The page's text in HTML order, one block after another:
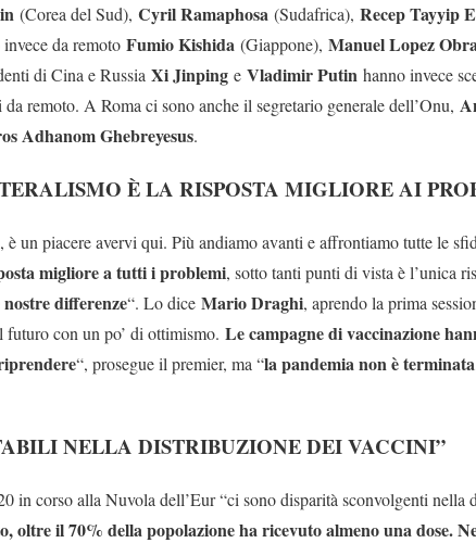
(Corea del Sud), Cyril Ramaphosa (Sudafrica), Recep Tayyip
da remoto Fumio Kishida (Giappone), Manuel Lopez
di Cina e Russia Xi Jinping e Vladimir Putin hanno invece
remoto. A Roma ci sono anche il segretario generale dell’Onu,
Adhanom Ghebreyesus.
È LA RISPOSTA MIGLIORE AI
un piacere avervi qui. Più andiamo avanti e affrontiamo tutte le
migliore a tutti i problemi, sotto tanti punti di vista è l’unica
differenze“. Lo dice Mario Draghi, aprendo la prima
futuro con un po’ di ottimismo. Le campagne di vaccinazione
“, prosegue il premier, ma “la pandemia non è terminata
NELLA DISTRIBUZIONE DEI VACCINI”
in corso alla Nuvola dell’Eur “ci sono disparità sconvolgenti nella
oltre il 70% della popolazione ha ricevuto almeno una dose.